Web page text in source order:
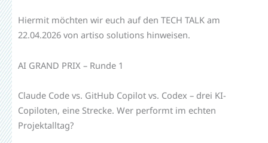
Hiermit möchten wir euch auf den TECH TALK am
22.04.2026 von artiso solutions hinweisen.
AI GRAND PRIX – Runde 1
Claude Code vs. GitHub Copilot vs. Codex – drei KI-
Copiloten, eine Strecke. Wer performt im echten
Projektalltag?